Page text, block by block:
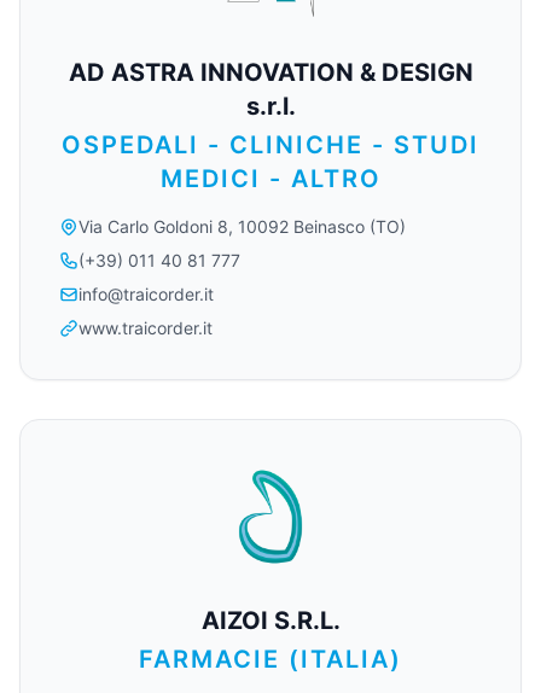
AD ASTRA INNOVATION & DESIGN
s.r.l.
OSPEDALI - CLINICHE - STUDI
MEDICI - ALTRO
Via Carlo Goldoni 8, 10092 Beinasco (TO)
(+39) 011 40 81 777
info@traicorder.it
www.traicorder.it
AIZOI S.R.L.
FARMACIE (ITALIA)